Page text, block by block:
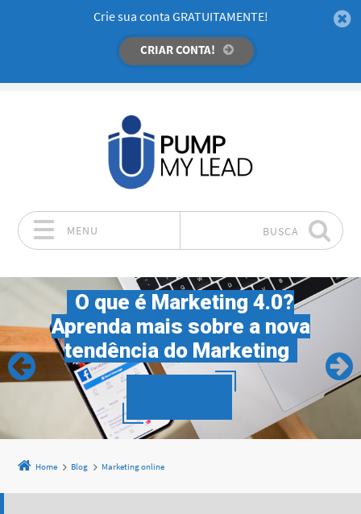
Crie sua conta GRATUITAMENTE!
CRIAR CONTA!
MENU BUSCA
O que é Marketing 4.0?
Aprenda mais sobre a nova
tendência do Marketing
Home Blog Marketing online